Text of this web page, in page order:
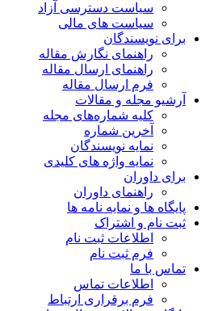
سیاست دسترسی آزاد
سیاست های مالی
برای نویسندگان
راهنمای نگارش مقاله
راهنمای ارسال مقاله
فرم ارسال مقاله
آرشیو مجله و مقالات
کلیه شماره‌های مجله
آخرین شماره
نمایه نویسندگان
نمایه واژه های کلیدی
برای داوران
راهنمای داوران
پایگاه ها و نمایه نامه ها
ثبت نام و اشتراک
اطلاعات ثبت نام
فرم ثبت نام
تماس با ما
اطلاعات تماس
فرم برقراری ارتباط